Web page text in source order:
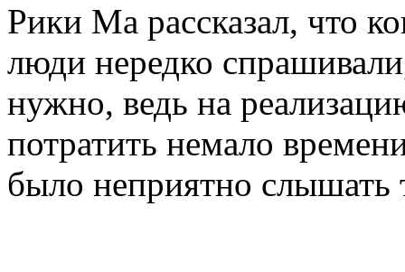
Рики Ма рассказал, что
люди нередко
нужно, ведь на
потратить немало
было неприятно слышать